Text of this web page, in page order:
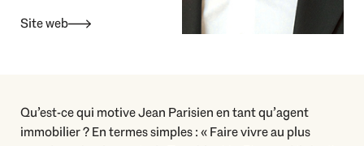
Site web
Qu’est-ce qui motive Jean Parisien en tant qu’agent
immobilier ? En termes simples : « Faire vivre au plus